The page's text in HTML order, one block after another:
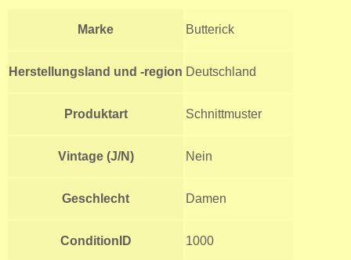
Marke Butterick
Herstellungsland und -region Deutschland
Produktart Schnittmuster
Vintage (J/N) Nein
Geschlecht Damen
ConditionID 1000